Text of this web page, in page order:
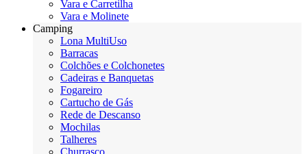
Vara e Carretilha
Vara e Molinete
Camping
Lona MultiUso
Barracas
Colchões e Colchonetes
Cadeiras e Banquetas
Fogareiro
Cartucho de Gás
Rede de Descanso
Mochilas
Talheres
Churrasco